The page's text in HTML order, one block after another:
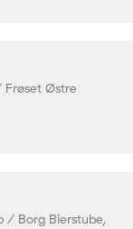
Frøset Østre
/ Borg Bierstube,